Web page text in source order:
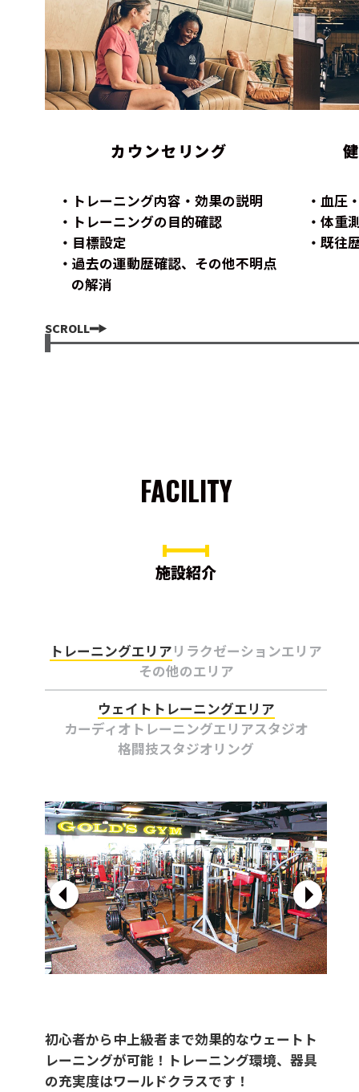
カウンセリング
トレーニング内容・効果の説明
トレーニングの目的確認
目標設定
過去の運動歴確認、その他不明点
の解消
血圧
体重
既往
SCROLL
FACILITY
施設紹介
トレーニングエリアリラクゼーションエリア
その他のエリア
ウェイトトレーニングエリア
カーディオトレーニングエリアスタジオ
格闘技スタジオリング
初心者から中上級者まで効果的なウェートト
レーニングが可能！トレーニング環境、器具
の充実度はワールドクラスです！